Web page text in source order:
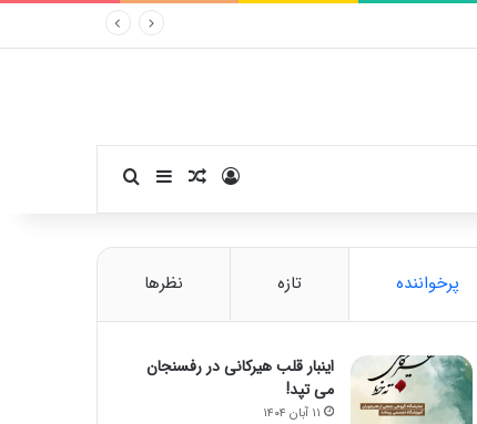
ورودنوشته تصادفی
سایدبارجستجو برای
پرخواننده تازه نظرها
اینبار قلب هیرکانی در رفسنجان
می تپد!
۱۱ آبان ۱۴۰۴